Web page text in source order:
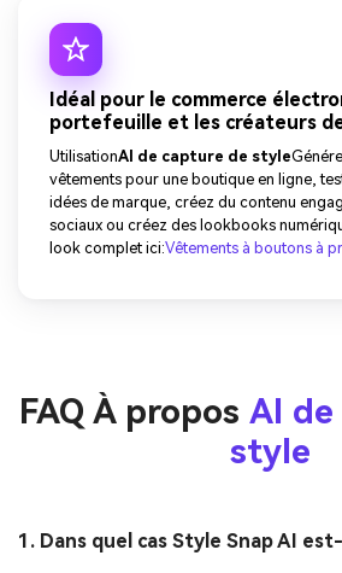
Idéal pour le commerce
portefeuille et les créateurs
UtilisationAI de capture de style
vêtements pour une boutique en ligne,
idées de marque, créez du contenu
sociaux ou créez des lookbooks
look complet ici:Vêtements à boutons à
FAQ À propos AI
style
1. Dans quel cas Style Snap AI